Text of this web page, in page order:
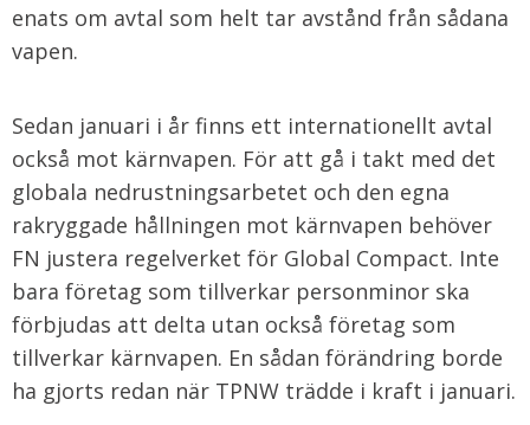
enats om avtal som helt tar avstånd från sådana
vapen.
Sedan januari i år finns ett internationellt avtal
också mot kärnvapen. För att gå i takt med det
globala nedrustningsarbetet och den egna
rakryggade hållningen mot kärnvapen behöver
FN justera regelverket för Global Compact. Inte
bara företag som tillverkar personminor ska
förbjudas att delta utan också företag som
tillverkar kärnvapen. En sådan förändring borde
ha gjorts redan när TPNW trädde i kraft i januari.